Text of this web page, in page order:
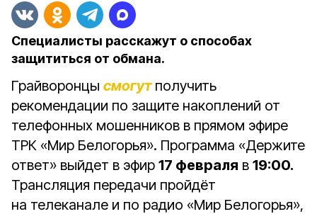
Специалисты расскажут о способах
защититься от обмана.
Грайворонцы смогут получить
рекомендации по защите накоплений от
телефонных мошенников в прямом эфире
ТРК «Мир Белогорья». Программа «Держите
ответ» выйдет в эфир 17 февраля в 19:00.
Трансляция передачи пройдёт
на телеканале и по радио «Мир Белогорья»,